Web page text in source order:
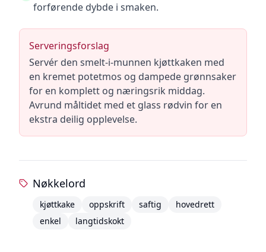
forførende dybde i smaken.
Serveringsforslag
Servér den smelt-i-munnen kjøttkaken med
en kremet potetmos og dampede grønnsaker
for en komplett og næringsrik middag.
Avrund måltidet med et glass rødvin for en
ekstra deilig opplevelse.
Nøkkelord
kjøttkake oppskrift saftig
hovedrett
enkel
langtidskokt